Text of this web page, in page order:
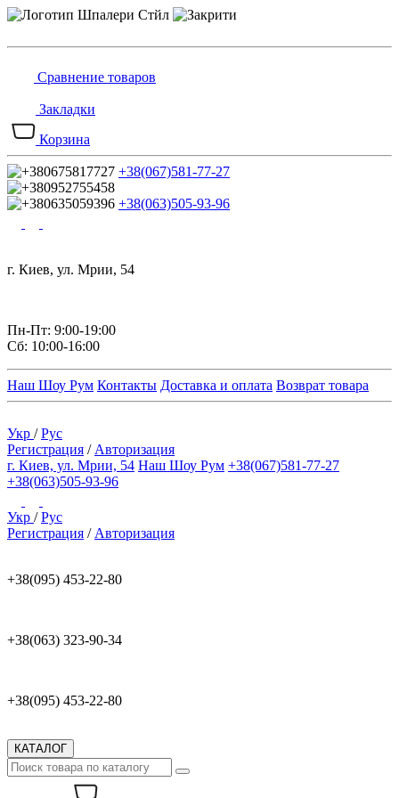
Сравнение товаров
Закладки
Корзина
+38(067)581-77-27
+38(063)505-93-96
г. Киев, ул. Мрии, 54
Пн-Пт: 9:00-19:00
Сб: 10:00-16:00
Наш Шоу Рум Контакты Доставка и оплата Возврат товара
Укр /Рус
Регистрация / Авторизация
г. Киев, ул. Мрии, 54 Наш Шоу Рум +38(067)581-77-27
+38(063)505-93-96
Укр /Рус
Регистрация / Авторизация
+38(095) 453-22-80
+38(063) 323-90-34
+38(095) 453-22-80
КАТАЛОГ